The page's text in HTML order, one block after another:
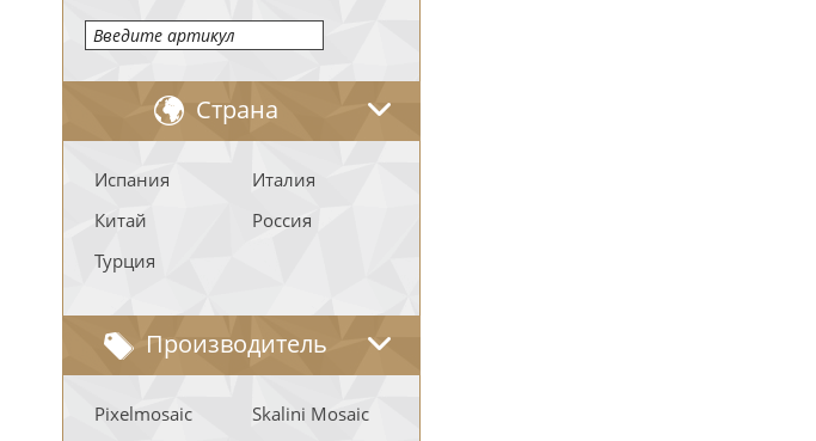
Страна
Испания
Италия
Китай
Россия
Турция
Производитель
Pixelmosaic Skalini Mosaic